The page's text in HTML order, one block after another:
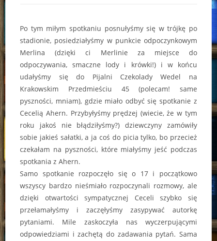
Po tym miłym spotkaniu posnułyśmy się w trójkę po
stadionie, posiedziałyśmy w punkcie odpoczynkowym
Merlina (dzięki ci Merlinie za miejsce do
odpoczywania, smaczne lody i krówki!) i w końcu
udałyśmy się do Pijalni Czekolady Wedel na
Krakowskim Przedmieściu 45 (polecam! same
pyszności, mniam), gdzie miało odbyć się spotkanie z
Cecelią Ahern. Przybyłyśmy prędzej (wiecie, że w tym
roku jakoś nie błądziłyśmy?) dziewczyny zamówiły
sobie jakieś sałatki, a ja coś do picia tylko, bo przecież
czekałam na pyszności, które miałyśmy jeść podczas
spotkania z Ahern.
Samo spotkanie rozpoczęło się o 17 i początkowo
wszyscy bardzo nieśmiało rozpoczynali rozmowy, ale
dzięki otwartości sympatycznej Ceceli szybko się
przełamałyśmy i zaczęłyśmy zasypywać autorkę
pytaniami. Mile zaskoczyła nas wyczerpującymi
odpowiedziami i zachętą do zadawania pytań. Sama